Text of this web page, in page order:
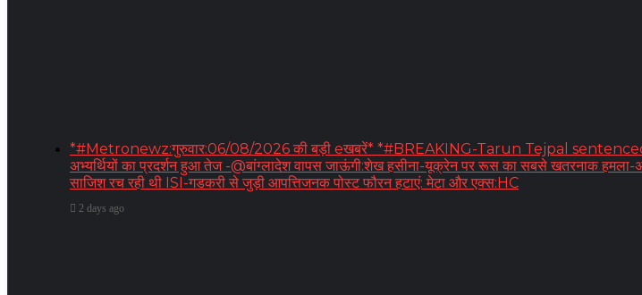
*#Metronewz:गुरुवार:06/08/2026 की बड़ी eखबरें* *#BREAKING-Tarun Tejpal sentenced
अभ्यर्थियों का प्रदर्शन हुआ तेज -@बांग्लादेश वापस जाऊंगी:शेख हसीना-यूक्रेन पर रूस का सबसे खतरनाक हमला-
साजिश रच रही थी ISI-गडकरी से जुड़ी आपत्तिजनक पोस्ट फौरन हटाएं: मेटा और एक्स:HC
2 days ago